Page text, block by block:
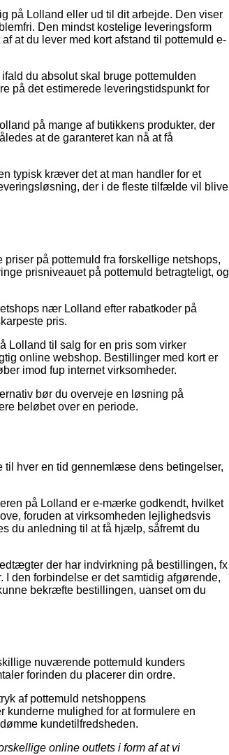
på Lolland eller ud til dit arbejde. Den viser
Den mindst kostelige leveringsform
at du lever med kort afstand til pottemuld e-
du absolut skal bruge pottemulden
på det estimerede leveringstidspunkt for
på mange af butikkens produkter, der
at de garanteret kan nå at få
typisk kræver det at man handler for et
der i de fleste tilfælde vil blive
på pottemuld fra forskellige netshops,
prisniveauet på pottemuld betragteligt, og
nær Lolland efter rabatkoder på
pris.
Lolland til salg for en pris som virker
online webshop. Bestillinger med kort er
imod fup internet virksomheder.
bør du overveje en løsning på
beløbet over en periode.
hver en tid gennemlæse dens betingelser,
på Lolland er e-mærke godkendt, hvilket
foruden at virksomheden lejlighedsvis
du anledning til at få hjælp, såfremt du
der har indvirkning på bestillingen, fx
den forbindelse er det samtidig afgørende,
bekræfte bestillingen, uanset om du
nuværende pottemuld kunders
forinden du placerer din ordre.
af pottemuld netshoppens
kunderne mulighed for at formulere en
kundetilfredsheden.
online outlets i form af at vi